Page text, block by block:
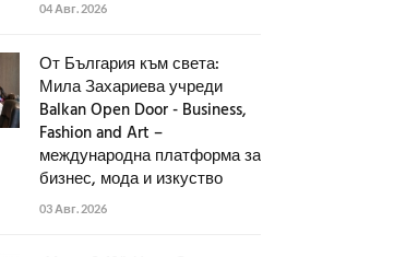
04 Авг. 2026
От България към света:
Мила Захариева учреди
Balkan Open Door - Business,
Fashion and Art –
международна платформа за
бизнес, мода и изкуство
03 Авг. 2026